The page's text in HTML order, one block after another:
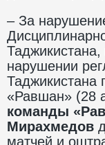
– За
нарушении
Таджикистана
«Равшан» (28
команды
Мирахмедов
матчей и